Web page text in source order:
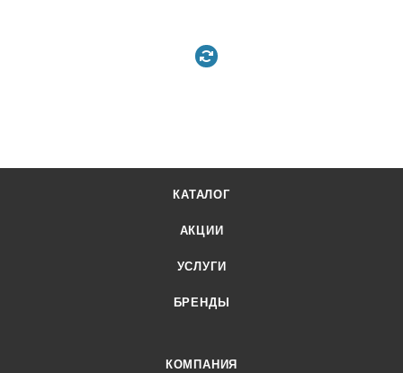
КАТАЛОГ
АКЦИИ
УСЛУГИ
БРЕНДЫ
КОМПАНИЯ